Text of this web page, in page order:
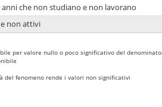
anni che non studiano e non lavorano
non attivi
per valore nullo o poco significativo del
del fenomeno rende i valori non significativi